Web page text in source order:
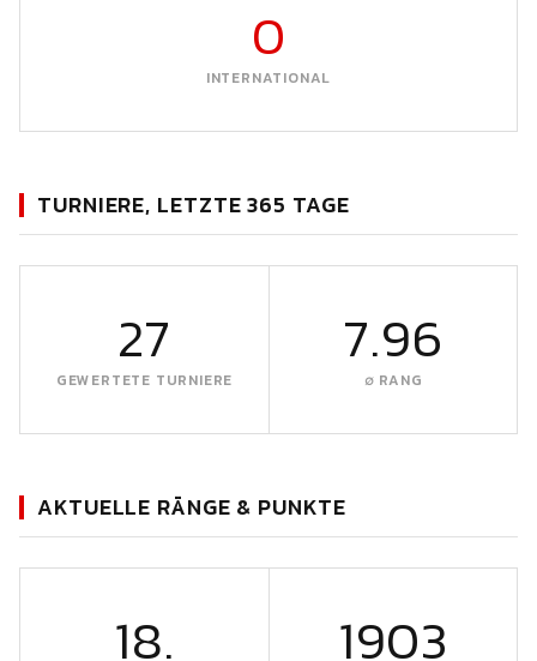
0
INTERNATIONAL
TURNIERE, LETZTE 365 TAGE
27
GEWERTETE TURNIERE
7.96
∅ RANG
AKTUELLE RÄNGE & PUNKTE
18. 1903